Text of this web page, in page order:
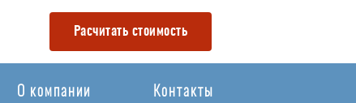
Расчитать стоимость
О компании Контакты